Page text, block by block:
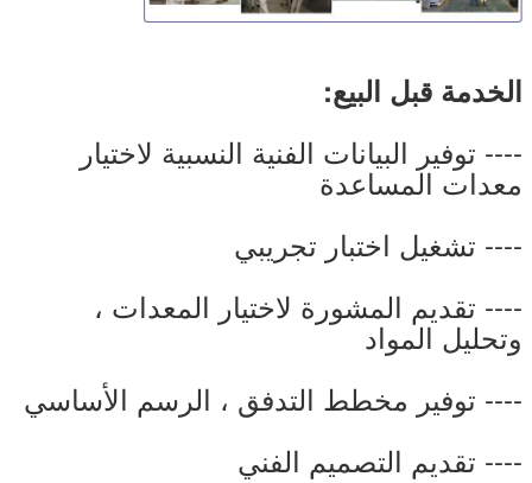
الخدمة قبل البيع:
---- توفير البيانات الفنية النسبية لاختيار
معدات المساعدة
---- تشغيل اختبار تجريبي
---- تقديم المشورة لاختيار المعدات ،
وتحليل المواد
---- توفير مخطط التدفق ، الرسم الأساسي
---- تقديم التصميم الفني